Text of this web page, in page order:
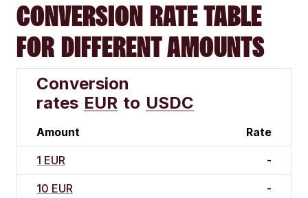
CONVERSION RATE TABLE
FOR DIFFERENT AMOUNTS
Conversion
rates EUR to USDC
Amount Rate
1 EUR -
10 EUR -